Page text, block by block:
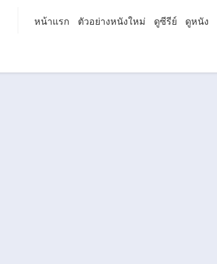
หน้าแรก ตัวอย่างหนังใหม่ ดูซีรีย์ ดูหนัง